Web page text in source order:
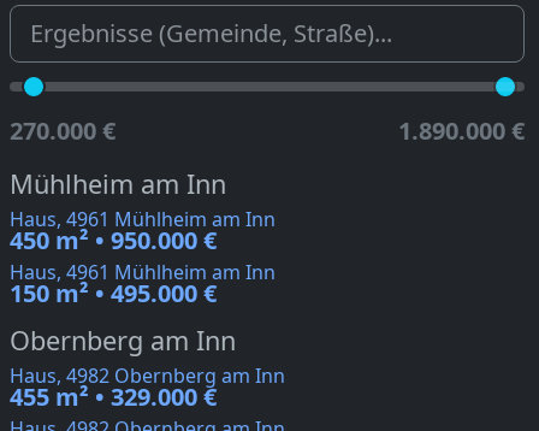
270.000 € 1.890.000 €
Mühlheim am Inn
Haus, 4961 Mühlheim am Inn
450 m² • 950.000 €
Haus, 4961 Mühlheim am Inn
150 m² • 495.000 €
Obernberg am Inn
Haus, 4982 Obernberg am Inn
455 m² • 329.000 €